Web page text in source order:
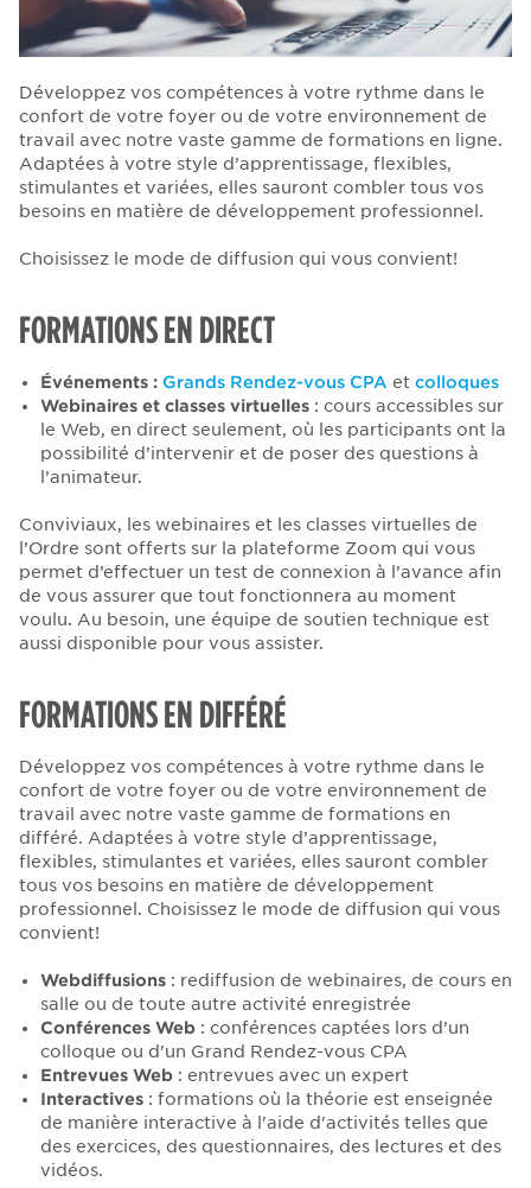
Développez vos compétences à votre rythme dans le
confort de votre foyer ou de votre environnement de
travail avec notre vaste gamme de formations en ligne.
Adaptées à votre style d’apprentissage, flexibles,
stimulantes et variées, elles sauront combler tous vos
besoins en matière de développement professionnel.
Choisissez le mode de diffusion qui vous convient!
FORMATIONS EN DIRECT
Événements : Grands Rendez-vous CPA et colloques
Webinaires et classes virtuelles : cours accessibles sur
le Web, en direct seulement, où les participants ont la
possibilité d’intervenir et de poser des questions à
l’animateur.
Conviviaux, les webinaires et les classes virtuelles de
l’Ordre sont offerts sur la plateforme Zoom qui vous
permet d’effectuer un test de connexion à l’avance afin
de vous assurer que tout fonctionnera au moment
voulu. Au besoin, une équipe de soutien technique est
aussi disponible pour vous assister.
FORMATIONS EN DIFFÉRÉ
Développez vos compétences à votre rythme dans le
confort de votre foyer ou de votre environnement de
travail avec notre vaste gamme de formations en
différé. Adaptées à votre style d’apprentissage,
flexibles, stimulantes et variées, elles sauront combler
tous vos besoins en matière de développement
professionnel. Choisissez le mode de diffusion qui vous
convient!
Webdiffusions: rediffusion de webinaires, de cours en
salle ou de toute autre activité enregistrée
Conférences Web: conférences captées lors d’un
colloque ou d'un Grand Rendez-vous CPA
Entrevues Web: entrevues avec un expert
Interactives : formations où la théorie est enseignée
de manière interactive à l'aide d'activités telles que
des exercices, des questionnaires, des lectures et des
vidéos.